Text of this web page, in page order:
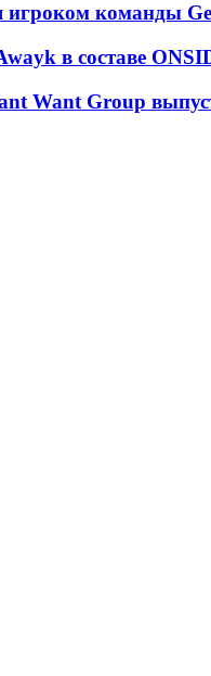
игроком команды
в составе
Want Group